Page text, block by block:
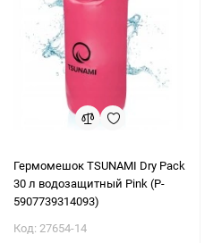
Гермомешок TSUNAMI Dry Pack
30 л водозащитный Pink (P-
5907739314093)
Код: 27654-14